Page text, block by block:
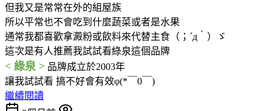
但我又是常常在外的組屋族
所以平常也不會吃到什麼蔬菜或者是水果
通常我都喜歡拿澱粉或飲料來代替主食（；´д｀）ゞ
這次是有人推薦我試試看綠泉這個品牌
< 綠泉 > 品牌成立於2003年
讓我試試看 搞不好會有效φ(*￣0￣)
繼續閱讀